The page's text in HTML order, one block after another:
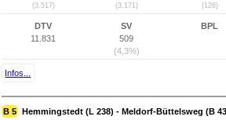
(3.517) (3.171) (126)
DTV
11.831
SV
509
(4,3%)
BPL
Infos...
B 5 Hemmingstedt (L 238) - Meldorf-Büttelsweg (B